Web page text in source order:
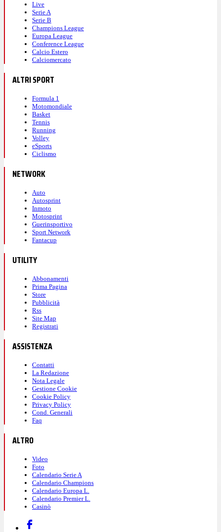
Live
Serie A
Serie B
Champions League
Europa League
Conference League
Calcio Estero
Calciomercato
ALTRI SPORT
Formula 1
Motomondiale
Basket
Tennis
Running
Volley
eSports
Ciclismo
NETWORK
Auto
Autosprint
Inmoto
Motosprint
Guerinsportivo
Sport Network
Fantacup
UTILITY
Abbonamenti
Prima Pagina
Store
Pubblicità
Rss
Site Map
Registrati
ASSISTENZA
Contatti
La Redazione
Nota Legale
Gestione Cookie
Cookie Policy
Privacy Policy
Cond. Generali
Faq
ALTRO
Video
Foto
Calendario Serie A
Calendario Champions
Calendario Europa L.
Calendario Premier L.
Casinò